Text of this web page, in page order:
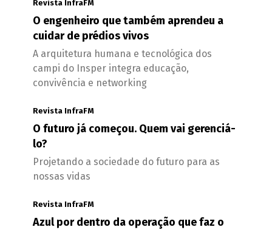
Revista InfraFM
O engenheiro que também aprendeu a
cuidar de prédios vivos
A arquitetura humana e tecnológica dos
campi do Insper integra educação,
convivência e networking
Revista InfraFM
O futuro já começou. Quem vai gerenciá-
lo?
Projetando a sociedade do futuro para as
nossas vidas
Revista InfraFM
Azul por dentro da operação que faz o